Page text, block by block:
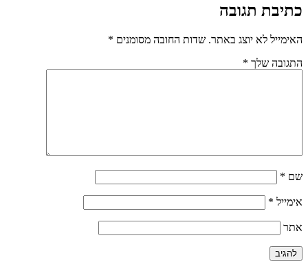
כתיבת תגובה
האימייל לא יוצג באתר. שדות החובה מסומנים *
התגובה שלך *
שם *
אימייל *
אתר